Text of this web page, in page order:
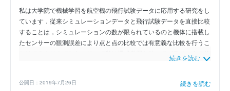
私は大学院で機械学習を航空機の飛行試験データに応用する研究をし
ています．従来シミュレーションデータと飛行試験データを直接比較
することは，シミュレーションの数が限られているのと機体に搭載し
たセンサーの観測誤差により点と点の比較では有意義な比較を行うこ
とはできませんでした．そこで私は機械学習を使ってパラメータの信
頼区間を推定することで点と点ではずれてしまうもののそのずれがど
しました．これにより実際に飛行機の機体を開発する際に機体の各種
続きを読む
公開日：2019年7月26日 続きを読む